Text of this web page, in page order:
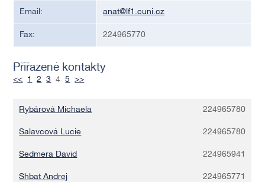
Email: anat@lf1.cuni.cz
Fax: 224965770
Přiřazené kontakty
<< 1 2 3 4 5 >>
Rybárová Michaela 224965780
Salavcová Lucie 224965780
Sedmera David 224965941
Shbat Andrej 224965771